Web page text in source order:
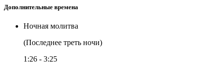
Дополнительные времена
Ночная молитва
(Последнее треть ночи)
1:26 - 3:25